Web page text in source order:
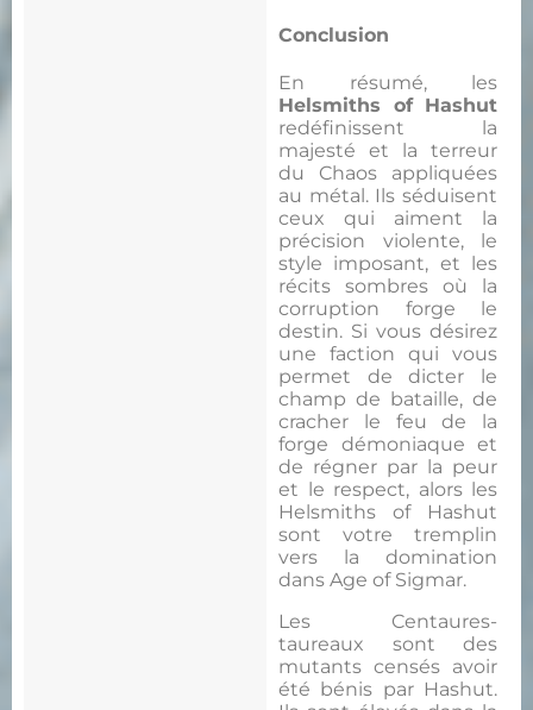
Conclusion
En résumé, les
Helsmiths of Hashut
redéfinissent la
majesté et la terreur
du Chaos appliquées
au métal. Ils séduisent
ceux qui aiment la
précision violente, le
style imposant, et les
récits sombres où la
corruption forge le
destin. Si vous désirez
une faction qui vous
permet de dicter le
champ de bataille, de
cracher le feu de la
forge démoniaque et
de régner par la peur
et le respect, alors les
Helsmiths of Hashut
sont votre tremplin
vers la domination
dans Age of Sigmar.
Les Centaures-
taureaux sont des
mutants censés avoir
été bénis par Hashut.